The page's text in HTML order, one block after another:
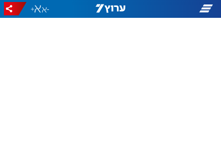
-
+